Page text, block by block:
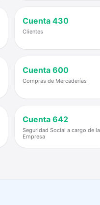
Cuenta430
Clientes
Cuenta600
Compras de Mercaderías
Cuenta642
Seguridad Social a cargo de la
Empresa